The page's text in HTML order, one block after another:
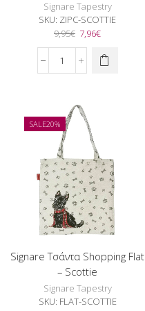
Signare Tapestry
SKU: ZIPC-SCOTTIE
9,95€ Original
price
was:
9,95€.
7,96€Η
τιμή
Signare
Scottie
ποσότητα
SALE20%
Signare Τσάντα Shopping Flat
– Scottie
Signare Tapestry
SKU: FLAT-SCOTTIE